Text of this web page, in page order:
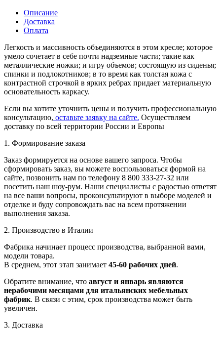
Описание
Доставка
Оплата
Легкость и массивность объединяются в этом кресле; которое
умело сочетает в себе почти надземные части; такие как
металлические ножки; и игру объемов; состоящую из сиденья;
спинки и подлокотников; в то время как толстая кожа с
контрастной строчкой в ​​ярких ребрах придает материальную
основательность каркасу.
Если вы хотите уточнить цены и получить профессиональную
консультацию, оставьте заявку на сайте. Осуществляем
доставку по всей территории России и Европы
1. Формирование заказа
Заказ формируется на основе вашего запроса. Чтобы
сформировать заказ, вы можете воспользоваться формой на
сайте, позвонить нам по телефону 8 800 333-27-32 или
посетить наш шоу-рум. Наши специалисты с радостью ответят
на все ваши вопросы, проконсультируют в выборе моделей и
отделке и буду сопровождать вас на всем протяжении
выполнения заказа.
2. Производство в Италии
Фабрика начинает процесс производства, выбранной вами,
модели товара.
В среднем, этот этап занимает 45-60 рабочих дней.
Обратите внимание, что август и январь являются
нерабочими месяцами для итальянских мебельных
фабрик. В связи с этим, срок производства может быть
увеличен.
3. Доставка